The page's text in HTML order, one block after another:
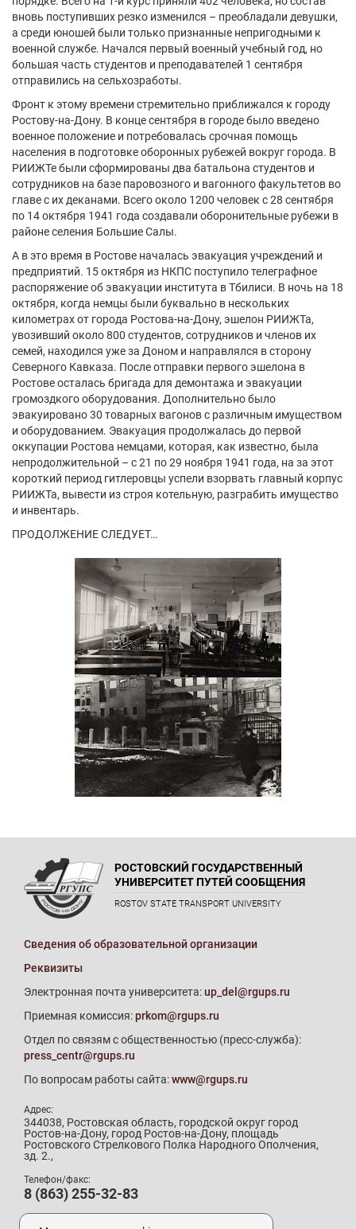
вновь поступивших резко изменился – преобладали девушки,
а среди юношей были только признанные непригодными к
военной службе. Начался первый военный учебный год, но
большая часть студентов и преподавателей 1 сентября
отправились на сельхозработы.
Фронт к этому времени стремительно приближался к городу
Ростову-на-Дону. В конце сентября в городе было введено
военное положение и потребовалась срочная помощь
населения в подготовке оборонных рубежей вокруг города. В
РИИЖТе были сформированы два батальона студентов и
сотрудников на базе паровозного и вагонного факультетов во
главе с их деканами. Всего около 1200 человек с 28 сентября
по 14 октября 1941 года создавали оборонительные рубежи в
районе селения Большие Салы.
А в это время в Ростове началась эвакуация учреждений и
предприятий. 15 октября из НКПС поступило телеграфное
распоряжение об эвакуации института в Тбилиси. В ночь на 18
октября, когда немцы были буквально в нескольких
километрах от города Ростова-на-Дону, эшелон РИИЖТа,
увозивший около 800 студентов, сотрудников и членов их
семей, находился уже за Доном и направлялся в сторону
Северного Кавказа. После отправки первого эшелона в
Ростове осталась бригада для демонтажа и эвакуации
громоздкого оборудования. Дополнительно было
эвакуировано 30 товарных вагонов с различным имуществом
и оборудованием. Эвакуация продолжалась до первой
оккупации Ростова немцами, которая, как известно, была
непродолжительной – с 21 по 29 ноября 1941 года, на за этот
короткий период гитлеровцы успели взорвать главный корпус
РИИЖТа, вывести из строя котельную, разграбить имущество
и инвентарь.
ПРОДОЛЖЕНИЕ СЛЕДУЕТ…
РОСТОВСКИЙ ГОСУДАРСТВЕННЫЙ
УНИВЕРСИТЕТ ПУТЕЙ СООБЩЕНИЯ
ROSTOV STATE TRANSPORT UNIVERSITY
Сведения об образовательной организации
Реквизиты
Электронная почта университета:up_del@rgups.ru
Приемная комиссия:prkom@rgups.ru
Отдел по связям с общественностью (пресс-служба):
press_centr@rgups.ru
По вопросам работы сайта:www@rgups.ru
Адрес:
344038, Ростовская область, городской округ город
Ростов-на-Дону, город Ростов-на-Дону, площадь
Ростовского Стрелкового Полка Народного Ополчения,
зд. 2.,
Телефон/факс:
8 (863) 255-32-83
Телефон приемной комиссии: